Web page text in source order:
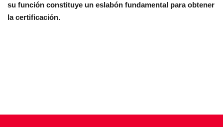
su función constituye un eslabón fundamental para obtener
la certificación.